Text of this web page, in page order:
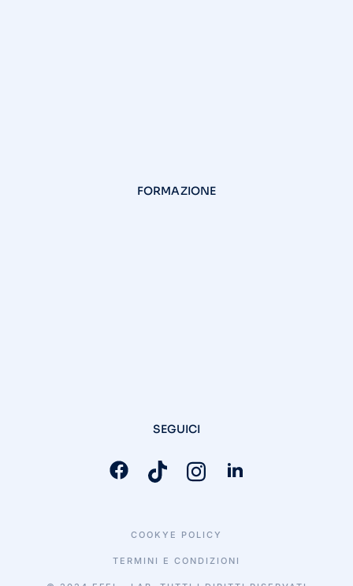
FORMAZIONE
SEGUICI
COOKYE POLICY
TERMINI E CONDIZIONI